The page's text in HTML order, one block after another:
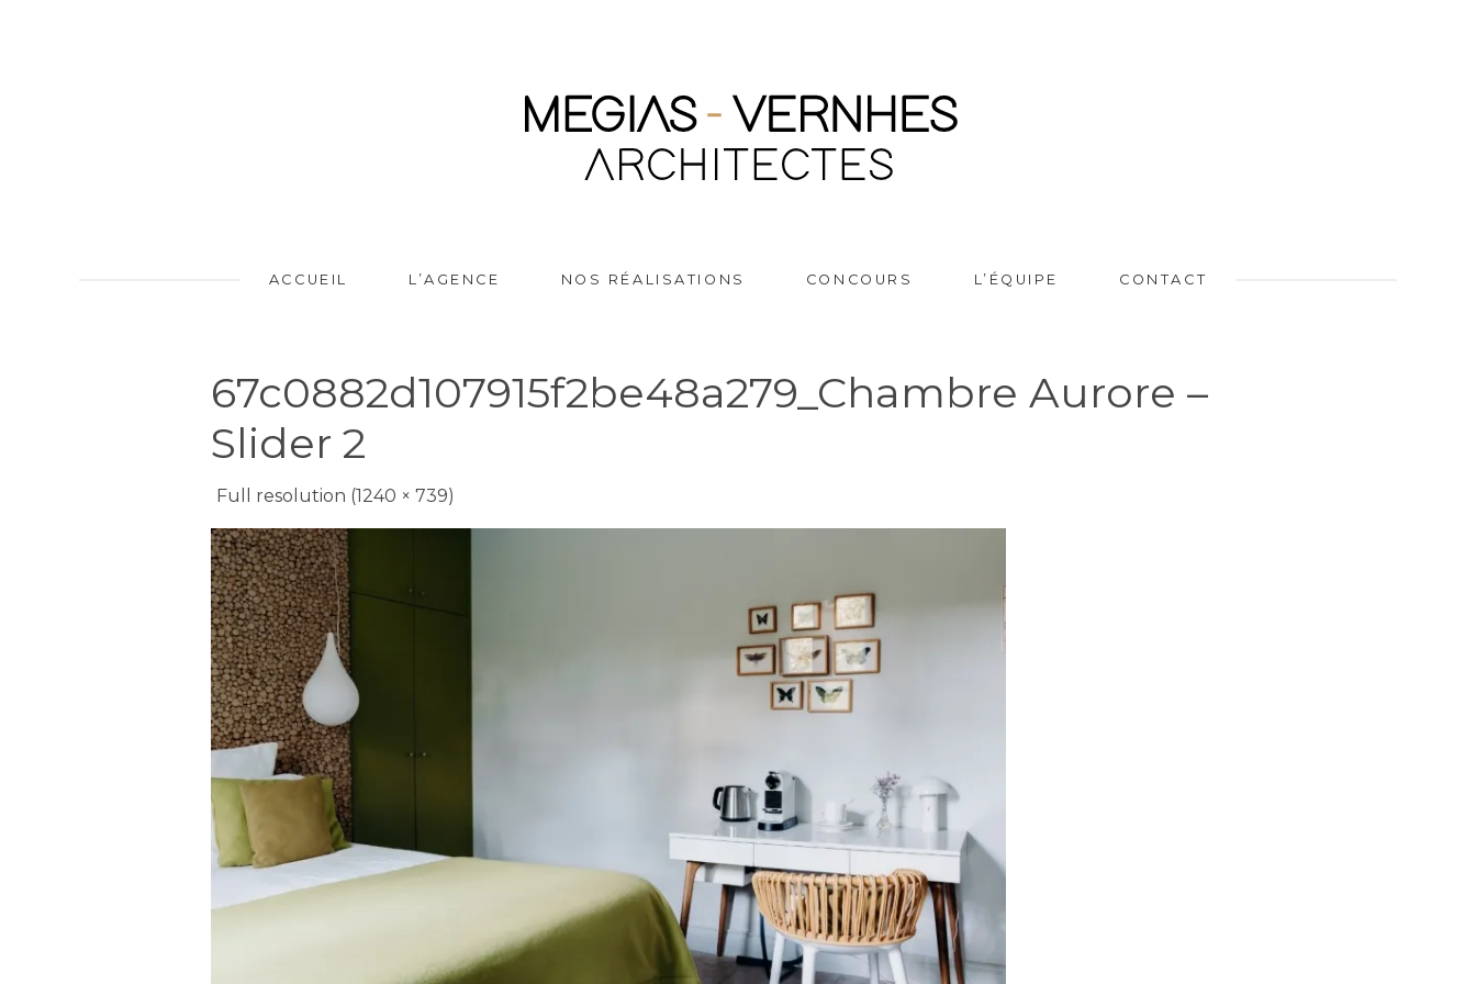
ACCUEIL L’AGENCE NOS RÉALISATIONS CONCOURS L’ÉQUIPE CONTACT
67c0882d107915f2be48a279_Chambre Aurore –
Slider 2
Full resolution (1240 × 739)